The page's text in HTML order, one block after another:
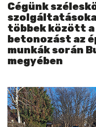
Cégünk
többek között
betonozást az
munkák során
megyében